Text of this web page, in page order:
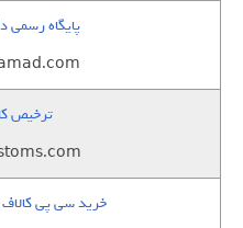
پایگاه رسمی
ترخیص
خرید سی پی کالاف